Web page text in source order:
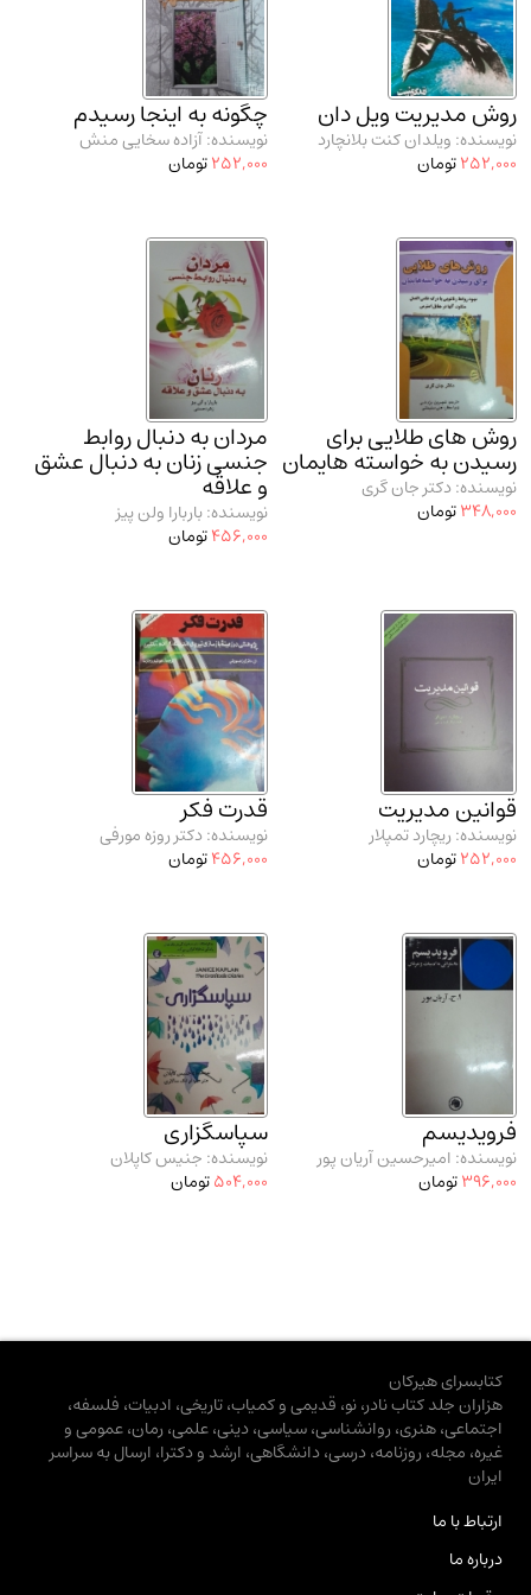
مدرسان شریف و انتشارت ارشد کتاب‌های.. (2)
دانشگاه پیامـ نور
روش مدیریت ویل دان
نویسنده: ویلدان کنت بلانچارد
252,000تومان
چگونه به اینجا رسیدم
نویسنده: آزاده سخایی منش
252,000تومان
روش های طلایی برای
رسیدن به خواسته هایمان
نویسنده: دکتر جان گری
348,000تومان
مردان به دنبال روابط
جنسی زنان به دنبال عشق
و علاقه
نویسنده: باربارا ولن پیز
456,000تومان
قوانین مدیریت
نویسنده: ریچارد تمپلار
252,000تومان
قدرت فکر
نویسنده: دکتر روزه مورفی
456,000تومان
فرویدیسم
نویسنده: امیرحسین آریان پور
396,000تومان
سپاسگزاری
نویسنده: جنیس کاپلان
504,000تومان
کتابسرای هیرکان
هزاران جلد کتاب نادر، نو، قدیمی و کمیاب، تاریخی، ادبیات، فلسفه،
اجتماعی، هنری، روانشناسی، سیاسی، دینی، علمی، رمان، عمومی و
غیره، مجله، روزنامه، درسی، دانشگاهی، ارشد و دکترا، ارسال به سراسر
ایران
ارتباط با ما
درباره ما